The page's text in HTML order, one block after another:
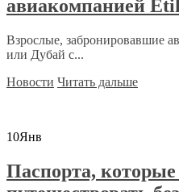
авиакомпанией
Взрослые, забронировавшие
или Дубай с...
Новости Читать дальше
10Янв
Паспорта,